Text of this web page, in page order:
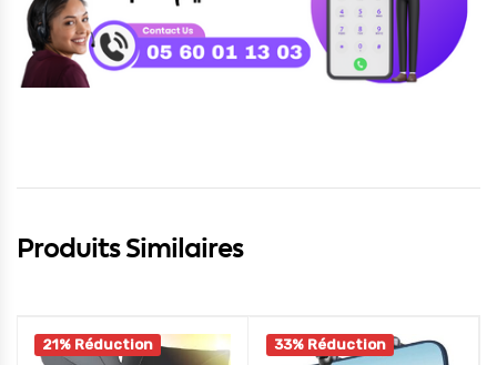
Produits Similaires
21% Réduction 33% Réduction